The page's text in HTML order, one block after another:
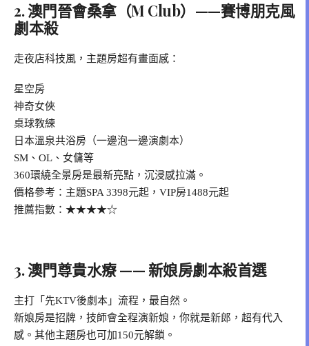
2. 澳門晉會桑拿（M Club）——賽博朋克風
劇本殺
走夜店科技風，主題房超有畫面感：
星空房
神奇女俠
桌球教練
日本溫泉共浴房（一邊泡一邊演劇本）
SM、OL、女傭等
360環繞全景房是最新亮點，沉浸感拉滿。
價格參考：主題SPA 3398元起，VIP房1488元起
推薦指數：★★★★☆
3. 澳門尊貴水療 —— 新娘房劇本殺首選
主打「先KTV後劇本」流程，最自然。
新娘房是招牌，技師會全程演新娘，你就是新郎，超有代入
感。其他主題房也可加150元解鎖。